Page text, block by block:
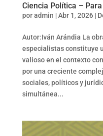
Ciencia Política –
poradmin |Abr 1, 2026|
Autor:Iván Arándia La
especialistas constituye
valioso en el contexto
por una creciente
sociales, políticos y
simultánea...